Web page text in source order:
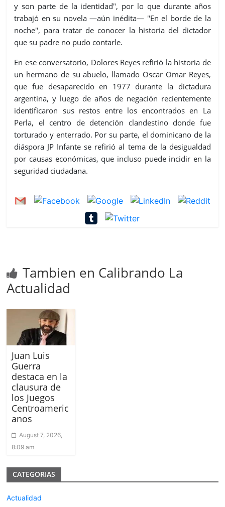
y son parte de la identidad", por lo que durante años
trabajó en su novela —aún inédita— "En el borde de la
noche", para tratar de conocer la historia del dictador
que su padre no pudo contarle.
En ese conversatorio, Dolores Reyes refirió la historia de
un hermano de su abuelo, llamado Oscar Omar Reyes,
que fue desaparecido en 1977 durante la dictadura
argentina, y luego de años de negación recientemente
identificaron sus restos entre los encontrados en La
Perla, el centro de detención clandestino donde fue
torturado y enterrado. Por su parte, el dominicano de la
diáspora JP Infante se refirió al tema de la desigualdad
por causas económicas, que incluso puede incidir en la
seguridad ciudadana.
Tambien en Calibrando La
Actualidad
Juan Luis
Guerra
destaca en la
clausura de
los Juegos
Centroameric
anos
August 7, 2026,
8:09 am
CATEGORIAS
Actualidad